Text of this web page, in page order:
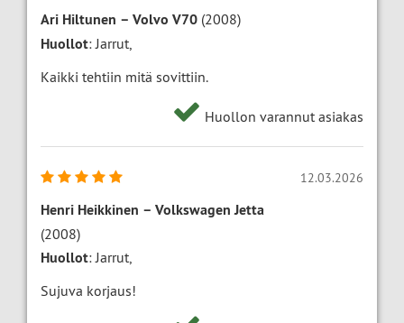
Ari Hiltunen – Volvo V70 (2008)
Huollot: Jarrut,
Kaikki tehtiin mitä sovittiin.
Huollon varannut asiakas
12.03.2026
Henri Heikkinen – Volkswagen Jetta
(2008)
Huollot: Jarrut,
Sujuva korjaus!